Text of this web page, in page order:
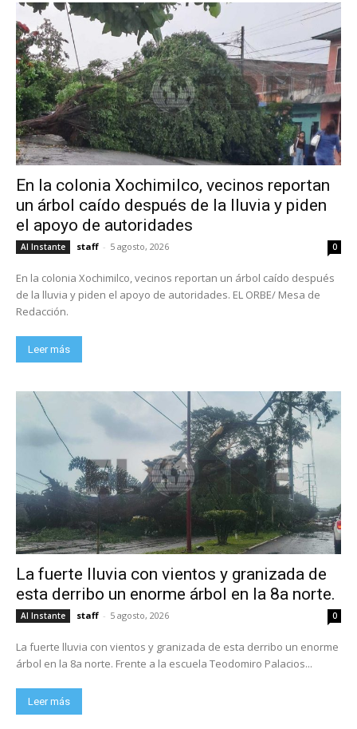
En la colonia Xochimilco, vecinos reportan
un árbol caído después de la lluvia y piden
el apoyo de autoridades
Al Instante staff - 5 agosto, 2026 0
En la colonia Xochimilco, vecinos reportan un árbol caído después
de la lluvia y piden el apoyo de autoridades. EL ORBE/ Mesa de
Redacción.
Leer más
La fuerte lluvia con vientos y granizada de
esta derribo un enorme árbol en la 8a norte.
Al Instante staff - 5 agosto, 2026 0
La fuerte lluvia con vientos y granizada de esta derribo un enorme
árbol en la 8a norte. Frente a la escuela Teodomiro Palacios...
Leer más